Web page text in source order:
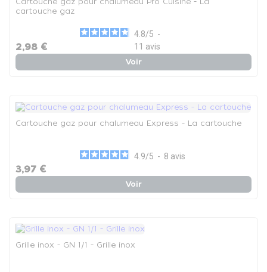
cartouche gaz
4.8/5 -
11 avis
2,98 €
Voir
Cartouche gaz pour chalumeau Express - La cartouche
4.9/5 - 8 avis
3,97 €
Voir
Grille inox - GN 1/1 - Grille inox